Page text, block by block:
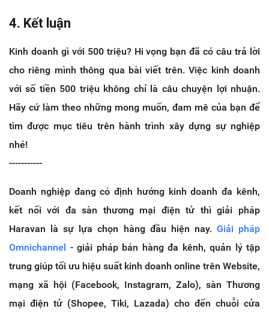
4. Kết luận
Kinh doanh gì với 500 triệu? Hi vọng bạn đã có câu trả lời
cho riêng mình thông qua bài viết trên. Việc kinh doanh
với số tiền 500 triệu không chỉ là câu chuyện lợi nhuận.
Hãy cứ làm theo những mong muốn, đam mê của bạn để
tìm được mục tiêu trên hành trình xây dựng sự nghiệp
nhé!
-----------
Doanh nghiệp đang có định hướng kinh doanh đa kênh,
kết nối với đa sàn thương mại điện tử thì giải pháp
Haravan là sự lựa chọn hàng đầu hiện nay. Giải pháp
Omnichannel - giải pháp bán hàng đa kênh, quản lý tập
trung giúp tối ưu hiệu suất kinh doanh online trên Website,
mạng xã hội (Facebook, Instagram, Zalo), sàn Thương
mại điện tử (Shopee, Tiki, Lazada) cho đến chuỗi cửa